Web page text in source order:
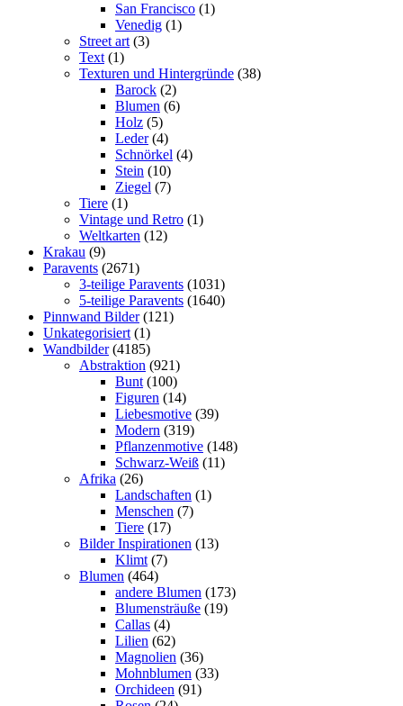
San Francisco (1)
Venedig (1)
Street art (3)
Text (1)
Texturen und Hintergründe (38)
Barock (2)
Blumen (6)
Holz (5)
Leder (4)
Schnörkel (4)
Stein (10)
Ziegel (7)
Tiere (1)
Vintage und Retro (1)
Weltkarten (12)
Krakau (9)
Paravents (2671)
3-teilige Paravents (1031)
5-teilige Paravents (1640)
Pinnwand Bilder (121)
Unkategorisiert (1)
Wandbilder (4185)
Abstraktion (921)
Bunt (100)
Figuren (14)
Liebesmotive (39)
Modern (319)
Pflanzenmotive (148)
Schwarz-Weiß (11)
Afrika (26)
Landschaften (1)
Menschen (7)
Tiere (17)
Bilder Inspirationen (13)
Klimt (7)
Blumen (464)
andere Blumen (173)
Blumensträuße (19)
Callas (4)
Lilien (62)
Magnolien (36)
Mohnblumen (33)
Orchideen (91)